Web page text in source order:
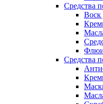
Средства
Воск
Средства